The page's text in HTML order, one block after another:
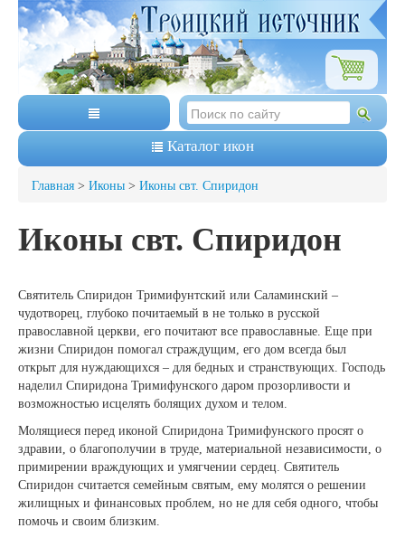
Каталог икон
Главная > Иконы > Иконы свт. Спиридон
Иконы свт. Спиридон
Святитель Спиридон Тримифунтский или Саламинский –
чудотворец, глубоко почитаемый в не только в русской
православной церкви, его почитают все православные. Еще при
жизни Спиридон помогал страждущим, его дом всегда был
открыт для нуждающихся – для бедных и странствующих. Господь
наделил Спиридона Тримифунского даром прозорливости и
возможностью исцелять болящих духом и телом.
Молящиеся перед иконой Спиридона Тримифунского просят о
здравии, о благополучии в труде, материальной независимости, о
примирении враждующих и умягчении сердец. Святитель
Спиридон считается семейным святым, ему молятся о решении
жилищных и финансовых проблем, но не для себя одного, чтобы
помочь и своим близким.